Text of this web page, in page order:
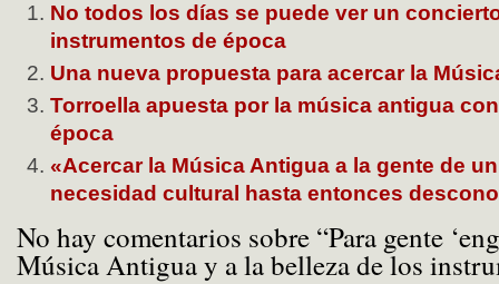
No todos los días se puede ver un
instrumentos de época
Una nueva propuesta para acercar la
Torroella apuesta por la música antigua
época
«Acercar la Música Antigua a la gente de
necesidad cultural hasta entonces
No hay comentarios sobre “Para gente
Música Antigua y a la belleza de los